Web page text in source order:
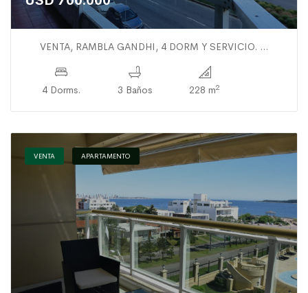
VENTA, RAMBLA GANDHI, 4 DORM Y SERVICIO. ...
4 Dorms. 3 Baños 228 m2
VENTA APARTAMENTO